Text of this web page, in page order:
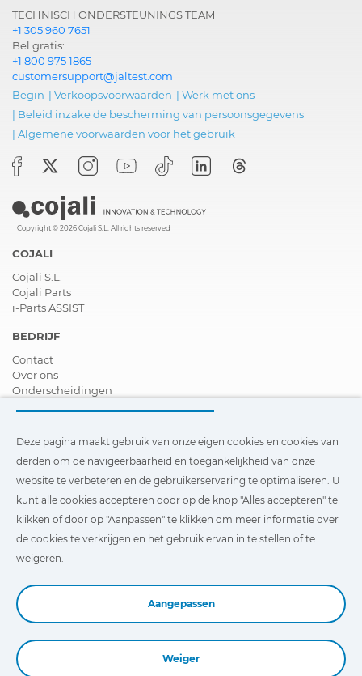
TECHNISCH ONDERSTEUNINGS TEAM
+1 305 960 7651
Bel gratis:
+1 800 975 1865
customersupport@jaltest.com
Begin | Verkoopsvoorwaarden | Werk met ons
| Beleid inzake de bescherming van persoonsgegevens
| Algemene voorwaarden voor het gebruik
Copyright © 2026 Cojali S.L. All rights reserved
COJALI
Cojali S.L.
Cojali Parts
i-Parts ASSIST
BEDRIJF
Contact
Over ons
Onderscheidingen
Verdeler worden
Nieuws
Video´s
FAQ - V&A
Deze pagina maakt gebruik van onze eigen cookies en cookies
van derden om de navigeerbaarheid en toegankelijkheid van
onze website te verbeteren en de gebruikerservaring te
optimaliseren. U kunt te klikken op
ervan in te stellen of te weigeren.
Deze pagina maakt gebruik van onze eigen cookies en cookies van
derden om de navigeerbaarheid en toegankelijkheid van onze
website te verbeteren en de gebruikerservaring te optimaliseren. U
kunt alle cookies accepteren door op de knop "Alles accepteren" te
klikken of door op "Aanpassen" te klikken om meer informatie over
de cookies te verkrijgen en het gebruik ervan in te stellen of te
weigeren.
Aangepassen
Weiger